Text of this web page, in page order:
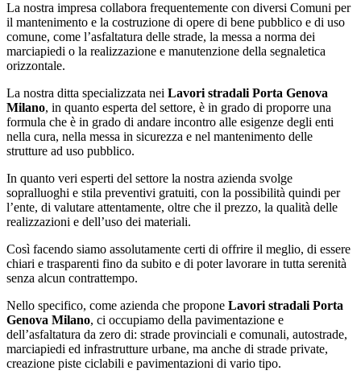
La nostra impresa collabora frequentemente con diversi Comuni per
il mantenimento e la costruzione di opere di bene pubblico e di uso
comune, come l’asfaltatura delle strade, la messa a norma dei
marciapiedi o la realizzazione e manutenzione della segnaletica
orizzontale.
La nostra ditta specializzata nei Lavori stradali Porta Genova
Milano, in quanto esperta del settore, è in grado di proporre una
formula che è in grado di andare incontro alle esigenze degli enti
nella cura, nella messa in sicurezza e nel mantenimento delle
strutture ad uso pubblico.
In quanto veri esperti del settore la nostra azienda svolge
sopralluoghi e stila preventivi gratuiti, con la possibilità quindi per
l’ente, di valutare attentamente, oltre che il prezzo, la qualità delle
realizzazioni e dell’uso dei materiali.
Così facendo siamo assolutamente certi di offrire il meglio, di essere
chiari e trasparenti fino da subito e di poter lavorare in tutta serenità
senza alcun contrattempo.
Nello specifico, come azienda che propone Lavori stradali Porta
Genova Milano, ci occupiamo della pavimentazione e
dell’asfaltatura da zero di: strade provinciali e comunali, autostrade,
marciapiedi ed infrastrutture urbane, ma anche di strade private,
creazione piste ciclabili e pavimentazioni di vario tipo.